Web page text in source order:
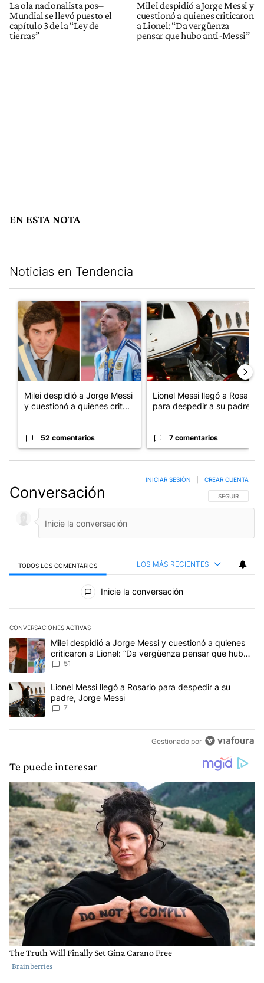
La ola nacionalista pos–
Mundial se llevó puesto el
capítulo 3 de la “Ley de
tierras”
Milei despidió a Jorge Messi y
cuestionó a quienes criticaron
a Lionel: “Da vergüenza
pensar que hubo anti-Messi”
EN ESTA NOTA
Noticias en Tendencia
Un artículo de tendencia con el título "Milei despidió a Jorge
Milei despidió a Jorge Messi
y cuestionó a quienes crit...
52 comentarios
Un artículo de tendencia con
Lionel Messi llegó a Rosario
para despedir a su padre, ...
7 comentarios
Conversación SIGA ESTA
SEGUIR
INICIAR SESIÓN CREAR CUENTA
TODOS LOS COMENTARIOS LOS MÁS RECIENTES
Todos los comentarios
Inicie la conversación
CONVERSACIONES ACTIVAS
Este listado muestra los artículos con más comentarios en los
Un artículo de tendencia con el título "Milei despidió a Jorge
Milei despidió a Jorge Messi y cuestionó a quienes
criticaron a Lionel: “Da vergüenza pensar que hubo
anti-Messi”
51
Un artículo de tendencia con el título "Lionel Messi llegó a
Lionel Messi llegó a Rosario para despedir a su
padre, Jorge Messi
7
Gestionado por